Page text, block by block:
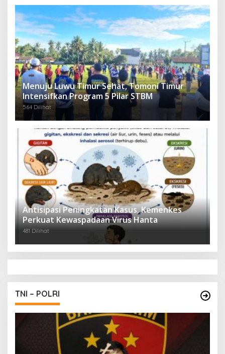
Menuju Luwu Timur Sehat, Tomoni Timur
Intensifkan Program 5 Pilar STBM
564 Dilihat
Antisipasi Peningkatan Kasus, Kemenkes
Perkuat Kewaspadaan Virus Hanta
481 Dilihat
TNI – POLRI